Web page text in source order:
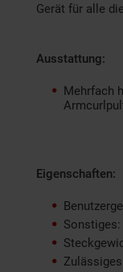
Gerät für alle
Ausstattung:
Mehrfach
Eigenschaften: